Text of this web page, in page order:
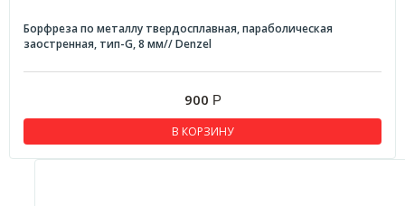
Борфреза по металлу твердосплавная, параболическая
заостренная, тип-G, 8 мм// Denzel
900 Р
В КОРЗИНУ